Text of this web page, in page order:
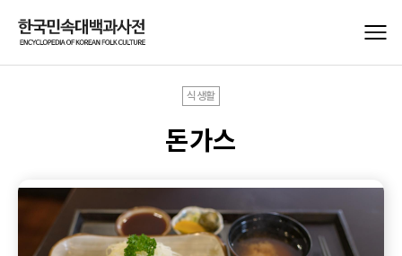
식생활
돈가스